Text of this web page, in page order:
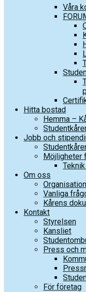
Våra
Hitta bostad
Hemma –
Jobb och
Möjligheter
Om oss
Organisation
Vanliga
Kårens
Kontakt
Styrelsen
Kansliet
Press och
För företag